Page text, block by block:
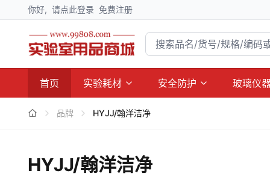
你好, 请点此登录 免费注册
首页 实验耗材 安全防护 玻璃仪
品牌 HYJJ/翰洋洁净
HYJJ/翰洋洁净